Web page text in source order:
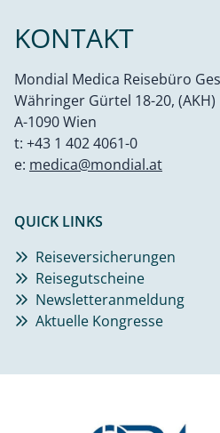
KONTAKT
Mondial Medica Reisebüro
Währinger Gürtel 18-20, (AKH)
A-1090 Wien
t: +43 1 402 4061-0
e: medica@mondial.at
QUICK LINKS
Reiseversicherungen
Reisegutscheine
Newsletteranmeldung
Aktuelle Kongresse